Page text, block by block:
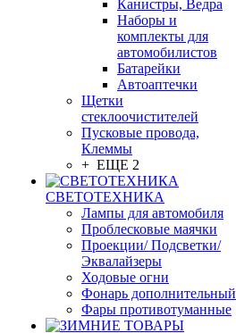
Канистры, Ведра
Наборы и
комплекты для
автомобилистов
Батарейки
Автоаптечки
Щетки
стеклоочистителей
Пусковые провода,
Клеммы
+ ЕЩЕ 2
СВЕТОТЕХНИКА
Лампы для автомобиля
Проблесковые маячки
Проекции/ Подсветки/
Эквалайзеры
Ходовые огни
Фонарь дополнительный
Фары противотуманные